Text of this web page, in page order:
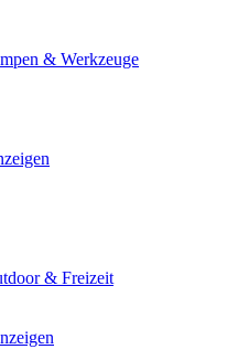
& Werkzeuge
& Freizeit